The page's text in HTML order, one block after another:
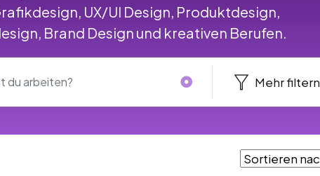
UX/UI Design, Produktdesign,
Brand Design und kreativen Berufen.
Mehr filtern